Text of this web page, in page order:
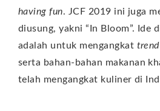
having fun. JCF 2019 ini juga
diusung, yakni “In Bloom”. Ide
adalah untuk mengangkat trend
serta bahan-bahan makanan
telah mengangkat kuliner di